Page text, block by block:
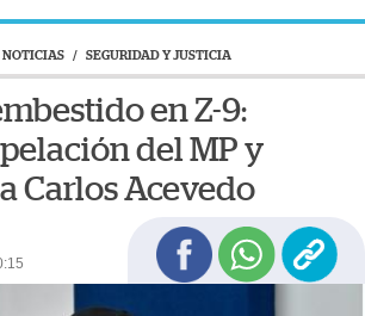
NOTICIAS / SEGURIDAD Y JUSTICIA
en Z-9:
del MP y
Carlos Acevedo